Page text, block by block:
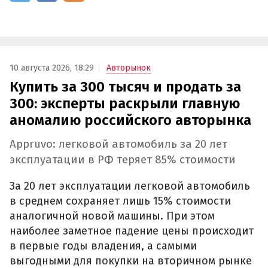
10 августа 2026, 18:29 Авторынок
Купить за 300 тысяч и продать за
300: эксперты раскрыли главную
аномалию российского авторынка
Appruvo: легковой автомобиль за 20 лет
эксплуатации в РФ теряет 85% стоимости
За 20 лет эксплуатации легковой автомобиль
в среднем сохраняет лишь 15% стоимости
аналогичной новой машины. При этом
наиболее заметное падение цены происходит
в первые годы владения, а самыми
выгодными для покупки на вторичном рынке